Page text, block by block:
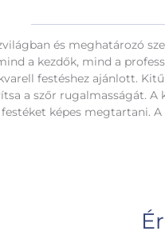
és meghatározó
a kezdők, mind a
festéshez ajánlott.
a szőr rugalmasságát.
képes megtartani.